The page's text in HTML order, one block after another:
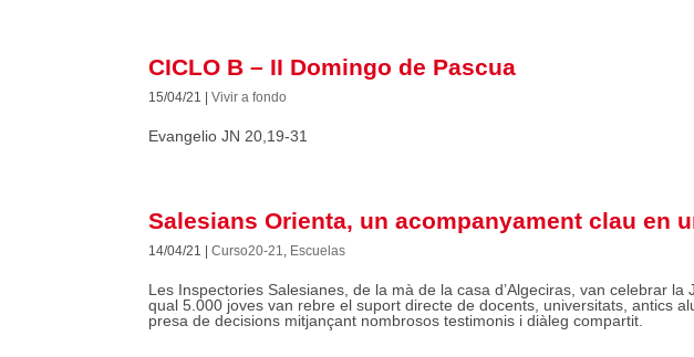
CICLO B – II Domingo de Pascua
15/04/21 |Vivir a fondo
Evangelio JN 20,19-31
Salesians Orienta, un acompanyament clau en
14/04/21 |Curso20-21, Escuelas
Les Inspectories Salesianes, de la mà de la casa d’Algeciras, van celebrar la
qual 5.000 joves van rebre el suport directe de docents, universitats, antics
presa de decisions mitjançant nombrosos testimonis i diàleg compartit.